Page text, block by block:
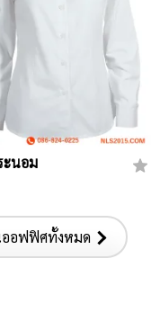
นอม
ออฟฟิศทั้งหมด